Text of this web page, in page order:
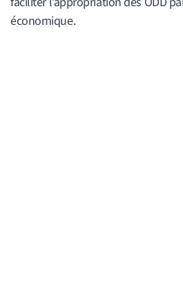
économique.